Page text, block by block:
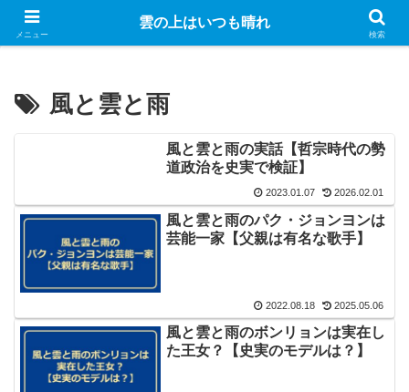
Googleのアドセンス広告を表示しています
風と雲と雨
風と雲と雨の実話【哲宗時代の勢
道政治を史実で検証】
2023.01.07 2026.02.01
風と雲と雨のパク・ジョンヨンは
芸能一家【父親は有名な歌手】
2022.08.18 2025.05.06
風と雲と雨のボンリョンは実在し
た王女？【史実のモデルは？】
メニュー
雲の上はいつも晴れ
検索